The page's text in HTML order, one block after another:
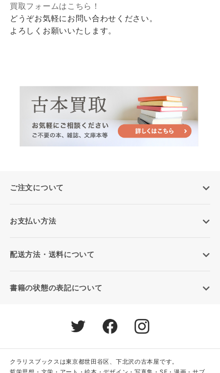
買取フォームはこちら！
どうぞお気軽にお問い合わせください。
よろしくお願いいたします。
ご注文について
お支払い方法
配送方法・送料について
書籍の状態の表記について
クラリスブックスは東京都世田谷区、下北沢の古本屋です。